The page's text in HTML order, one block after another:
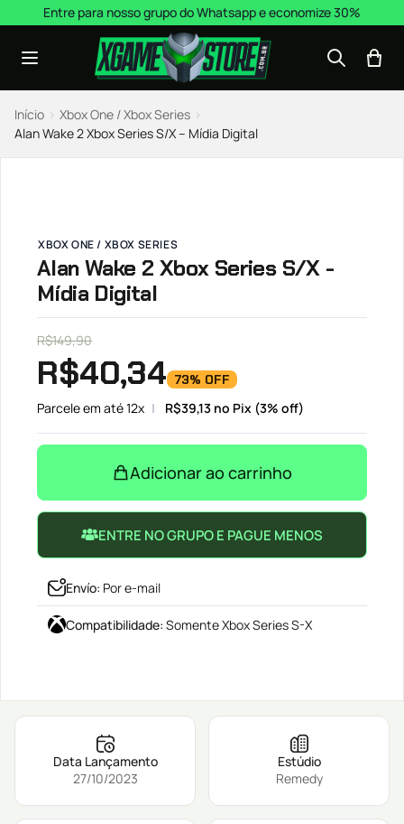
Pular para o conteúdo
Entre para nosso grupo do Whatsapp e economize 30%
Início › Xbox One / Xbox Series ›
Alan Wake 2 Xbox Series S/X – Mídia Digital
XBOX ONE / XBOX SERIES
Alan Wake 2 Xbox Series S/X -
Mídia Digital
R$149,90
R$40,34 73% OFF
Parcele em até 12x R$39,13 no Pix (3% off)
Adicionar ao carrinho
ENTRE NO GRUPO E PAGUE MENOS
Envío: Por e-mail
Compatibilidade: Somente Xbox Series S-X
Data Lançamento
27/10/2023
Estúdio
Remedy